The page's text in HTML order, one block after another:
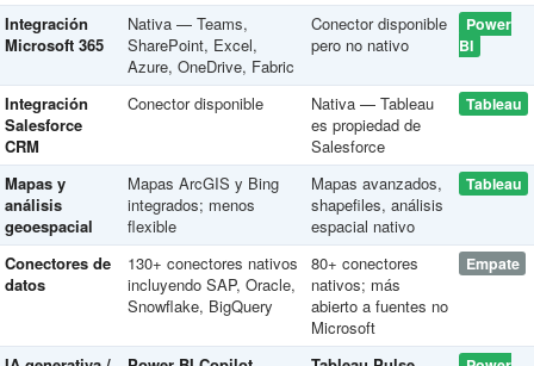
Integración
Microsoft 365
Nativa — Teams,
SharePoint, Excel,
Azure, OneDrive, Fabric
Conector disponible
pero no nativo
Power
BI
Integración
Salesforce
CRM
Conector disponible
Nativa — Tableau
es propiedad de
Salesforce
Tableau
Mapas y
análisis
geoespacial
Mapas ArcGIS y Bing
integrados; menos
flexible
Mapas avanzados,
shapefiles, análisis
espacial nativo
Tableau
Conectores de
datos
130+ conectores nativos
incluyendo SAP, Oracle,
Snowflake, BigQuery
80+ conectores
nativos; más
abierto a fuentes no
Microsoft
Empate